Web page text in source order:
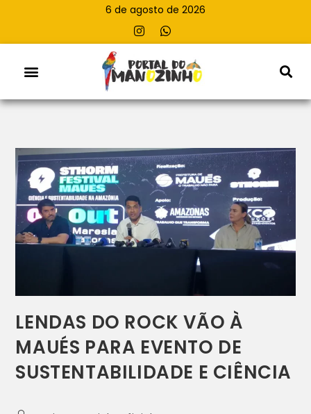
6 de agosto de 2026
LENDAS DO ROCK VÃO À
MAUÉS PARA EVENTO DE
SUSTENTABILIDADE E CIÊNCIA